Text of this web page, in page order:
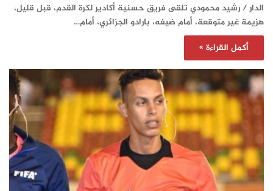
الدار / رشيد محمودي تلقى فريق حسنية أكادير لكرة القدم، قبل قليل،
هزيمة غير متوقعة، أمام ضيفه، بارادو الجزائري، أمام…
أكمل القراءة »